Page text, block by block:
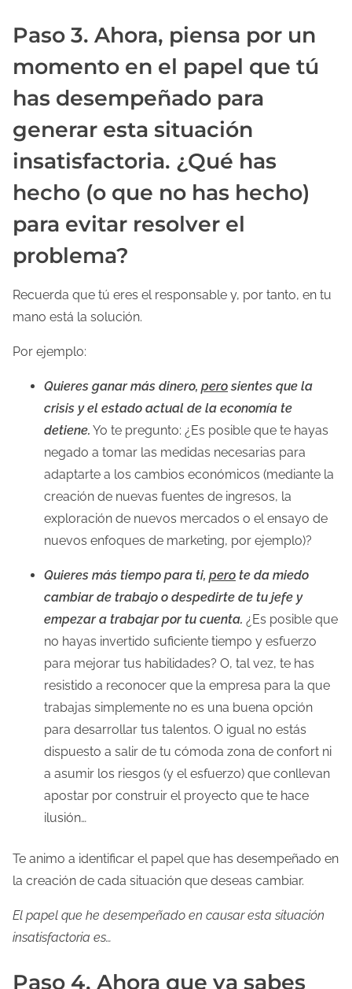
Paso 3. Ahora, piensa por un
momento en el papel que tú
has desempeñado para
generar esta situación
insatisfactoria. ¿Qué has
hecho (o que no has hecho)
para evitar resolver el
problema?
Recuerda que tú eres el responsable y, por tanto, en tu
mano está la solución.
Por ejemplo:
Quieres ganar más dinero, perosientes que la
crisis y el estado actual de la economía te
detiene. Yo te pregunto: ¿Es posible que te hayas
negado a tomar las medidas necesarias para
adaptarte a los cambios económicos (mediante la
creación de nuevas fuentes de ingresos, la
exploración de nuevos mercados o el ensayo de
nuevos enfoques de marketing, por ejemplo)?
Quieres más tiempo para ti, pero te da miedo
cambiar de trabajo o despedirte de tu jefe y
empezar a trabajar por tu cuenta. ¿Es posible que
no hayas invertido suficiente tiempo y esfuerzo
para mejorar tus habilidades? O, tal vez, te has
resistido a reconocer que la empresa para la que
trabajas simplemente no es una buena opción
para desarrollar tus talentos. O igual no estás
dispuesto a salir de tu cómoda zona de confort ni
a asumir los riesgos (y el esfuerzo) que conllevan
apostar por construir el proyecto que te hace
ilusión…
Te animo a identificar el papel que has desempeñado en
la creación de cada situación que deseas cambiar.
El papel que he desempeñado en causar esta situación
insatisfactoria es…
Paso 4. Ahora que ya sabes